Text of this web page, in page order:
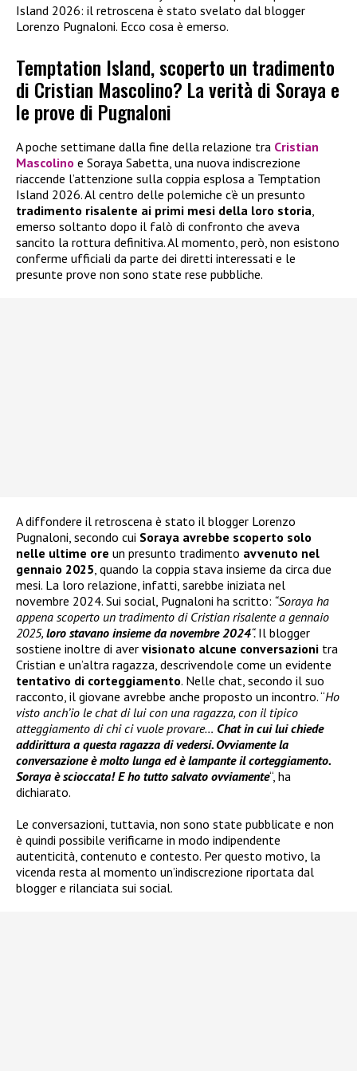
Island 2026: il retroscena è stato svelato dal blogger
Lorenzo Pugnaloni. Ecco cosa è emerso.
Temptation Island, scoperto un tradimento
di Cristian Mascolino? La verità di Soraya e
le prove di Pugnaloni
A poche settimane dalla fine della relazione tra Cristian
Mascolino e Soraya Sabetta, una nuova indiscrezione
riaccende l’attenzione sulla coppia esplosa a Temptation
Island 2026. Al centro delle polemiche c’è un presunto
tradimento risalente ai primi mesi della loro storia
emerso soltanto dopo il falò di confronto che aveva
sancito la rottura definitiva. Al momento, però, non esistono
conferme ufficiali da parte dei diretti interessati e le
presunte prove non sono state rese pubbliche.
A diffondere il retroscena è stato il blogger Lorenzo
Pugnaloni, secondo cui Soraya avrebbe scoperto solo
nelle ultime ore un presunto tradimento avvenuto nel
gennaio 2025 , quando la coppia stava insieme da circa due
mesi. La loro relazione, infatti, sarebbe iniziata nel
novembre 2024. Sui social, Pugnaloni ha scritto: “Soraya ha
appena scoperto un tradimento di Cristian risalente a gennaio
2025, loro stavano insieme da novembre 2024“. Il blogger
sostiene inoltre di aver visionato alcune conversazioni tra
Cristian e un’altra ragazza, descrivendole come un evidente
tentativo di corteggiamento. Nelle chat, secondo il suo
racconto, il giovane avrebbe anche proposto un incontro. “Ho
visto anch’io le chat di lui con una ragazza, con il tipico
atteggiamento di chi ci vuole provare… Chat in cui lui chiede
addirittura a questa ragazza di vedersi. Ovviamente la
conversazione è molto lunga ed è lampante il corteggiamento.
Soraya è scioccata! E ho tutto salvato ovviamente“, ha
dichiarato.
Le conversazioni, tuttavia, non sono state pubblicate e non
è quindi possibile verificarne in modo indipendente
autenticità, contenuto e contesto. Per questo motivo, la
vicenda resta al momento un’indiscrezione riportata dal
blogger e rilanciata sui social.